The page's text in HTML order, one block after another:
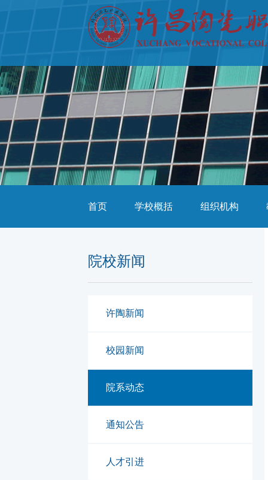
首页 学校概括 组织机构
院校新闻
许陶新闻
校园新闻
院系动态
通知公告
人才引进